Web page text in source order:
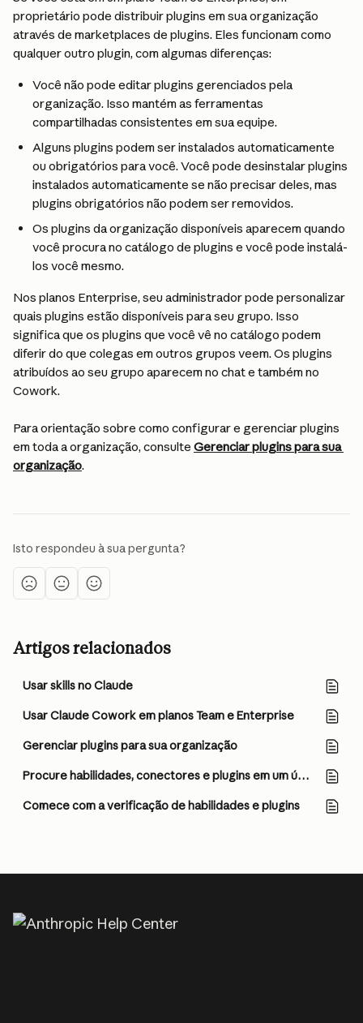
proprietário pode distribuir plugins em sua organização
através de marketplaces de plugins. Eles funcionam como
qualquer outro plugin, com algumas diferenças:
Você não pode editar plugins gerenciados pela
organização. Isso mantém as ferramentas
compartilhadas consistentes em sua equipe.
Alguns plugins podem ser instalados automaticamente
ou obrigatórios para você. Você pode desinstalar plugins
instalados automaticamente se não precisar deles, mas
plugins obrigatórios não podem ser removidos.
Os plugins da organização disponíveis aparecem quando
você procura no catálogo de plugins e você pode instalá-
los você mesmo.
Nos planos Enterprise, seu administrador pode personalizar
quais plugins estão disponíveis para seu grupo. Isso
significa que os plugins que você vê no catálogo podem
diferir do que colegas em outros grupos veem. Os plugins
atribuídos ao seu grupo aparecem no chat e também no
Cowork.
Para orientação sobre como configurar e gerenciar plugins
em toda a organização, consulte Gerenciar plugins para sua
organização.
Isto respondeu à sua pergunta?
Artigos relacionados
Usar skills no Claude
Usar Claude Cowork em planos Team e Enterprise
Gerenciar plugins para sua organização
Procure habilidades, conectores e plugins em um único diretório
Comece com a verificação de habilidades e plugins